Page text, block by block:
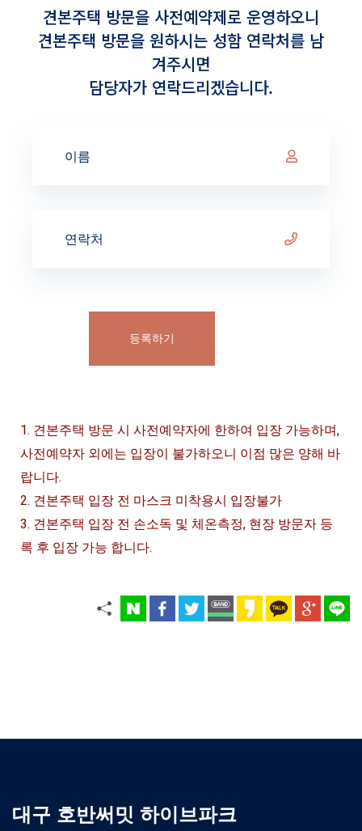
견본주택 방문을 사전예약제로 운영하오니
견본주택 방문을 원하시는 성함 연락처를 남
겨주시면
담당자가 연락드리겠습니다.
1. 견본주택 방문 시 사전예약자에 한하여 입장 가능하며,
사전예약자 외에는 입장이 불가하오니 이점 많은 양해 바
랍니다.
2. 견본주택 입장 전 마스크 미착용시 입장불가
3. 견본주택 입장 전 손소독 및 체온측정, 현장 방문자 등
록 후 입장 가능 합니다.
대구 호반써밋 하이브파크